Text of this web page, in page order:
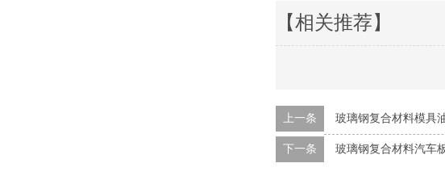
【相关推荐】
上一条 玻璃钢复合材料模具
下一条 玻璃钢复合材料汽车